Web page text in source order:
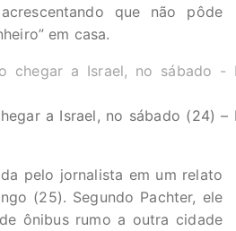
que não pôde
em casa.
a Israel, no sábado (24) –
pelo jornalista em um relato
(25). Segundo Pachter, ele
ônibus rumo a outra cidade